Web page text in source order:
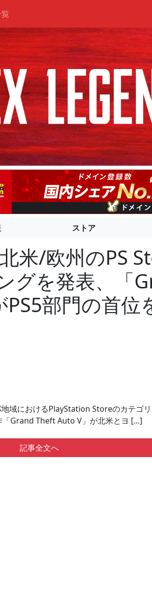
ストア
米/欧州のPS
グを発表、「
部門の首位
域におけるPlayStation Storeのカテゴ
Grand Theft Auto V」が北米とヨ […]
記事全文へ